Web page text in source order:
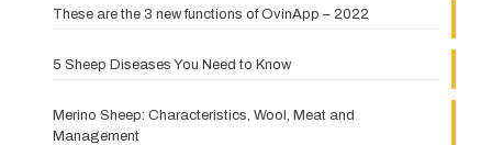
These are the 3 new functions of OvinApp – 2022
5 Sheep Diseases You Need to Know
Merino Sheep: Characteristics, Wool, Meat and
Management